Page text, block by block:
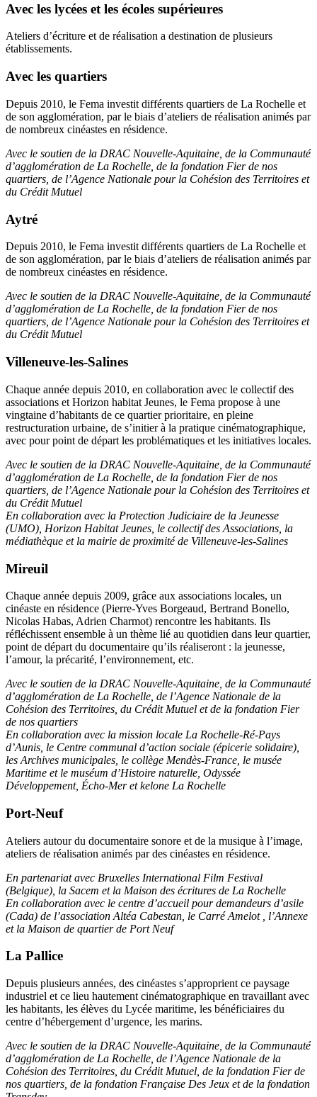
Avec les lycées et les écoles supérieures
Ateliers d’écriture et de réalisation a destination de plusieurs
établissements.
Avec les quartiers
Depuis 2010, le Fema investit différents quartiers de La Rochelle et
de son agglomération, par le biais d’ateliers de réalisation animés par
de nombreux cinéastes en résidence.
Avec le soutien de la DRAC Nouvelle-Aquitaine, de la Communauté
d’agglomération de La Rochelle, de la fondation Fier de nos
quartiers, de l’Agence Nationale pour la Cohésion des Territoires et
du Crédit Mutuel
Aytré
Depuis 2010, le Fema investit différents quartiers de La Rochelle et
de son agglomération, par le biais d’ateliers de réalisation animés par
de nombreux cinéastes en résidence.
Avec le soutien de la DRAC Nouvelle-Aquitaine, de la Communauté
d’agglomération de La Rochelle, de la fondation Fier de nos
quartiers, de l’Agence Nationale pour la Cohésion des Territoires et
du Crédit Mutuel
Villeneuve-les-Salines
Chaque année depuis 2010, en collaboration avec le collectif des
associations et Horizon habitat Jeunes, le Fema propose à une
vingtaine d’habitants de ce quartier prioritaire, en pleine
restructuration urbaine, de s’initier à la pratique cinématographique,
avec pour point de départ les problématiques et les initiatives locales.
Avec le soutien de la DRAC Nouvelle-Aquitaine, de la Communauté
d’agglomération de La Rochelle, de la fondation Fier de nos
quartiers, de l’Agence Nationale pour la Cohésion des Territoires et
du Crédit Mutuel
En collaboration avec la Protection Judiciaire de la Jeunesse
(UMO), Horizon Habitat Jeunes, le collectif des Associations, la
médiathèque et la mairie de proximité de Villeneuve-les-Salines
Mireuil
Chaque année depuis 2009, grâce aux associations locales, un
cinéaste en résidence (Pierre-Yves Borgeaud, Bertrand Bonello,
Nicolas Habas, Adrien Charmot) rencontre les habitants. Ils
réfléchissent ensemble à un thème lié au quotidien dans leur quartier,
point de départ du documentaire qu’ils réaliseront : la jeunesse,
l’amour, la précarité, l’environnement, etc.
Avec le soutien de la DRAC Nouvelle-Aquitaine, de la Communauté
d’agglomération de La Rochelle, de l’Agence Nationale de la
Cohésion des Territoires, du Crédit Mutuel et de la fondation Fier
de nos quartiers
En collaboration avec la mission locale La Rochelle-Ré-Pays
d’Aunis, le Centre communal d’action sociale (épicerie solidaire),
les Archives municipales, le collège Mendès-France, le musée
Maritime et le muséum d’Histoire naturelle, Odyssée
Développement, Écho-Mer et kelone La Rochelle
Port-Neuf
Ateliers autour du documentaire sonore et de la musique à l’image,
ateliers de réalisation animés par des cinéastes en résidence.
En partenariat avec Bruxelles International Film Festival
(Belgique), la Sacem et la Maison des écritures de La Rochelle
En collaboration avec le centre d’accueil pour demandeurs d’asile
(Cada) de l’association Altéa Cabestan, le Carré Amelot , l’Annexe
et la Maison de quartier de Port Neuf
La Pallice
Depuis plusieurs années, des cinéastes s’approprient ce paysage
industriel et ce lieu hautement cinématographique en travaillant avec
les habitants, les élèves du Lycée maritime, les bénéficiaires du
centre d’hébergement d’urgence, les marins.
Avec le soutien de la DRAC Nouvelle-Aquitaine, de la Communauté
d’agglomération de La Rochelle, de l’Agence Nationale de la
Cohésion des Territoires, du Crédit Mutuel, de la fondation Fier de
nos quartiers, de la fondation Française Des Jeux et de la fondation